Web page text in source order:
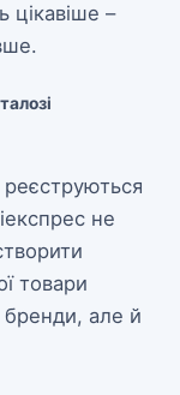
цікавіше –
не
товари
бренди, але й